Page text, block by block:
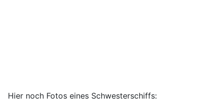
Hier noch Fotos eines Schwesterschiffs: